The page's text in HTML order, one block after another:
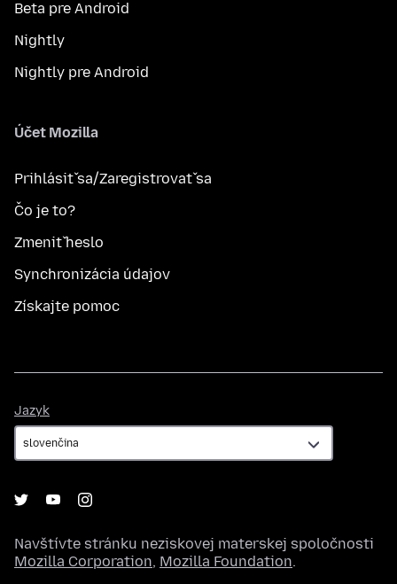
Beta pre Android
Nightly
Nightly pre Android
Účet Mozilla
Prihlásiť sa/Zaregistrovať sa
Čo je to?
Zmeniť heslo
Synchronizácia údajov
Získajte pomoc
Jazyk
Navštívte stránku neziskovej materskej spoločnosti
Mozilla Corporation, Mozilla Foundation.